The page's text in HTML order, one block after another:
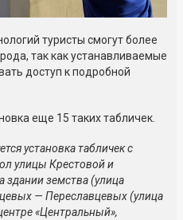
туристы смогут более
так как устанавливаемые
доступ к подробной
еще 15 таких табличек.
установка табличек с
улицы Крестовой и
здании земства (улица
— Переславцевых (улица
«Центральный»,